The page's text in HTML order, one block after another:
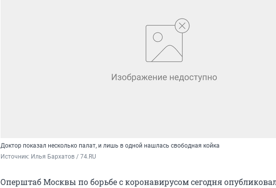
Доктор показал несколько палат, и лишь в одной нашлась свободная койка
Источник: Илья Бархатов / 74.RU
Оперштаб Москвы по борьбе с коронавирусом сегодня